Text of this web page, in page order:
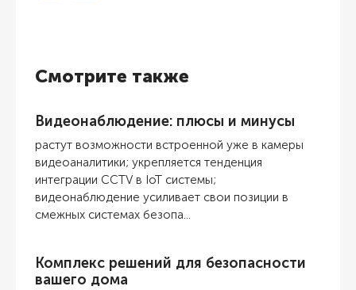
Смотрите также
Видеонаблюдение: плюсы и минусы
растут возможности встроенной уже в камеры
видеоаналитики; укрепляется тенденция
интеграции CCTV в IoT системы;
видеонаблюдение усиливает свои позиции в
смежных системах безопа...
Комплекс решений для безопасности
вашего дома